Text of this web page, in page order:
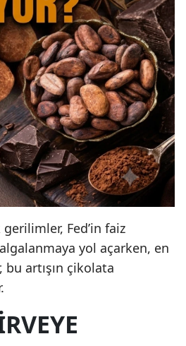
Fed’in faiz
yol açarken, en
artışın çikolata